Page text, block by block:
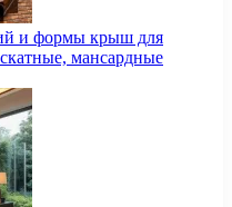
и формы крыш для
мансардные